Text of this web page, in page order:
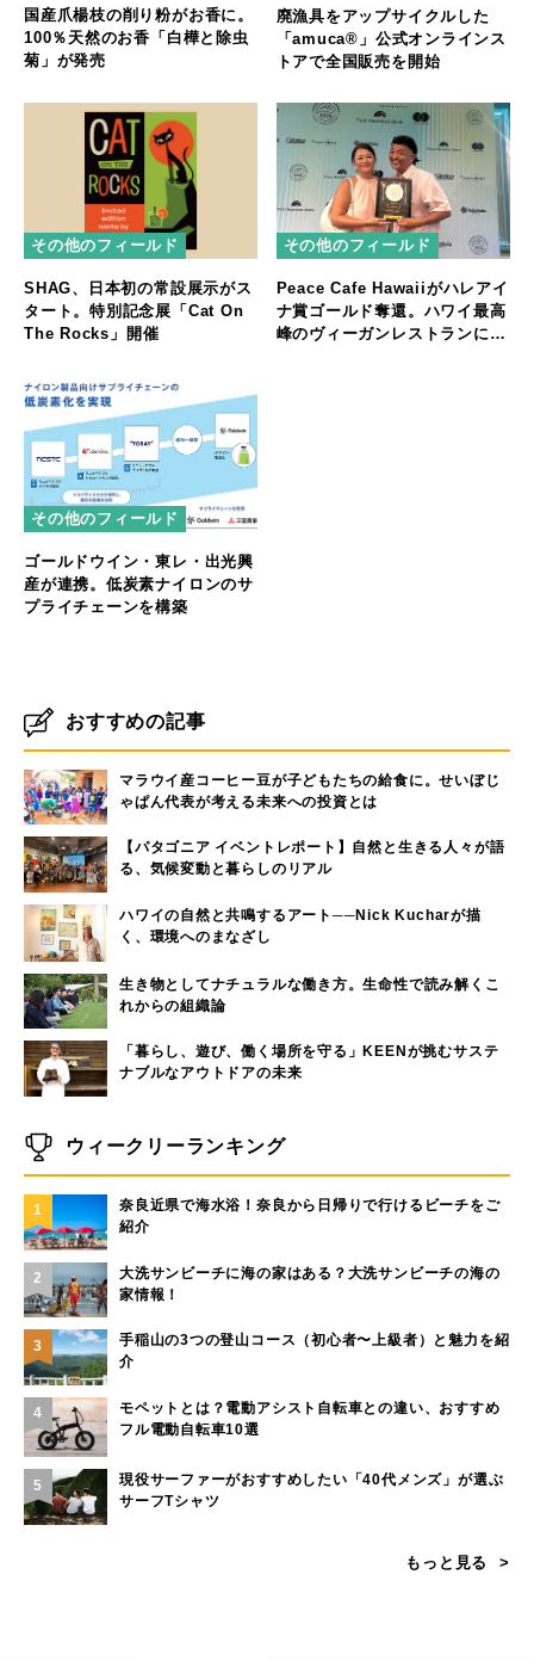
国産爪楊枝の削り粉がお香に。
100％天然のお香「白樺と除虫
菊」が発売
廃漁具をアップサイクルした
「amuca®」公式オンラインス
トアで全国販売を開始
その他のフィールド
SHAG、日本初の常設展示がス
タート。特別記念展「Cat On
The Rocks」開催
その他のフィールド
Peace Cafe Hawaiiがハレアイ
ナ賞ゴールド奪還。ハワイ最高
峰のヴィーガンレストランに返
その他のフィールド
ゴールドウイン・東レ・出光興
産が連携。低炭素ナイロンのサ
プライチェーンを構築
おすすめの記事
マラウイ産コーヒー豆が子どもたちの給食に。せいぼじ
ゃぱん代表が考える未来への投資とは
【パタゴニア イベントレポート】自然と生きる人々が語
る、気候変動と暮らしのリアル
ハワイの自然と共鳴するアート──Nick Kucharが描
く、環境へのまなざし
生き物としてナチュラルな働き方。生命性で読み解くこ
れからの組織論
「暮らし、遊び、働く場所を守る」KEENが挑むサステ
ナブルなアウトドアの未来
ウィークリーランキング
1
奈良近県で海水浴！奈良から日帰りで行けるビーチをご
紹介
2
大洗サンビーチに海の家はある？大洗サンビーチの海の
家情報！
3
手稲山の3つの登山コース（初心者〜上級者）と魅力を紹
介
4
モペットとは？電動アシスト自転車との違い、おすすめ
フル電動自転車10選
5
現役サーファーがおすすめしたい「40代メンズ」が選ぶ
サーフTシャツ
もっと見る